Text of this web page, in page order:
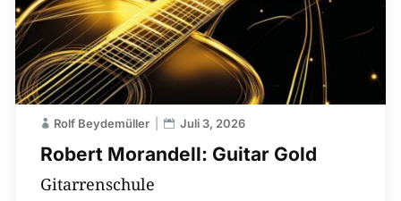
Robert Morandell: Guitar Gold
Rolf Beydemüller Juli 3, 2026
Gitarrenschule